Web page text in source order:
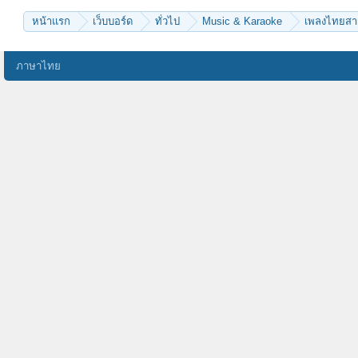
หน้าแรก เว็บบอร์ด ทั่วไป Music & Karaoke เพลงไทยส
ภาษาไทย